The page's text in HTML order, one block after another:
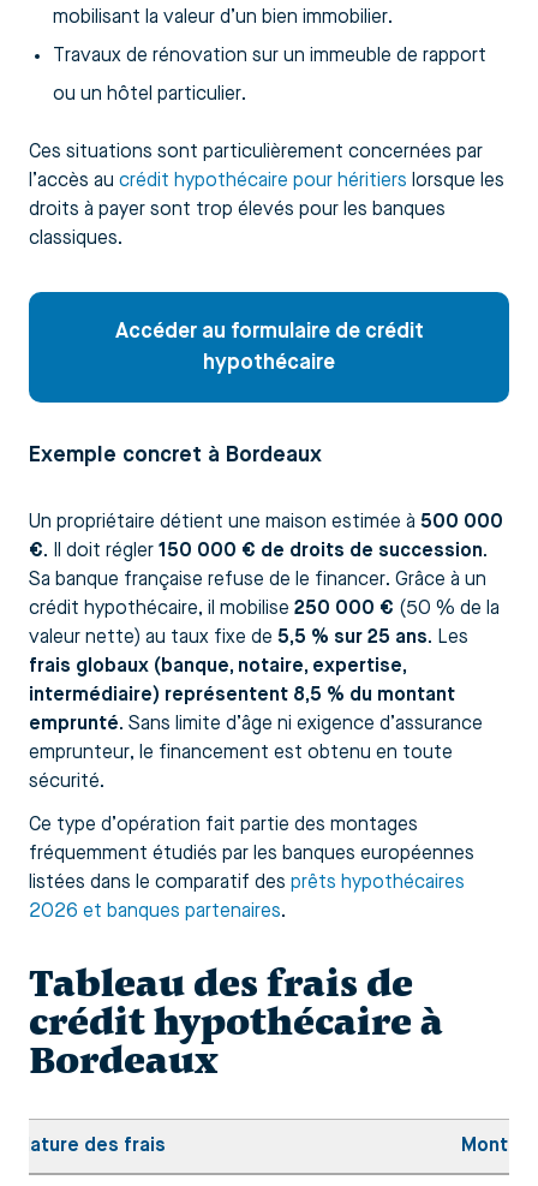
mobilisant la valeur d’un bien immobilier.
Travaux de rénovation sur un immeuble de rapport
ou un hôtel particulier.
Ces situations sont particulièrement concernées par
l’accès au crédit hypothécaire pour héritiers lorsque les
droits à payer sont trop élevés pour les banques
classiques.
Accéder au formulaire de crédit
hypothécaire
Exemple concret à Bordeaux
Un propriétaire détient une maison estimée à 500 000
€. Il doit régler 150 000 € de droits de succession.
Sa banque française refuse de le financer. Grâce à un
crédit hypothécaire, il mobilise 250 000 € (50 % de la
valeur nette) au taux fixe de 5,5 % sur 25 ans. Les
frais globaux (banque, notaire, expertise,
intermédiaire) représentent 8,5 % du montant
emprunté. Sans limite d’âge ni exigence d’assurance
emprunteur, le financement est obtenu en toute
sécurité.
Ce type d’opération fait partie des montages
fréquemment étudiés par les banques européennes
listées dans le comparatif des prêts hypothécaires
2026 et banques partenaires.
Tableau des frais de
crédit hypothécaire à
Bordeaux
Nature des frais